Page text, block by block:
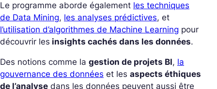
Le programme aborde également les techniques
de Data Mining, les analyses prédictives, et
l’utilisation d’algorithmes de Machine Learning pour
découvrir les insights cachés dans les données.
Des notions comme la gestion de projets BI, la
gouvernance des données et les aspects éthiques
de l’analyse dans les données peuvent aussi être